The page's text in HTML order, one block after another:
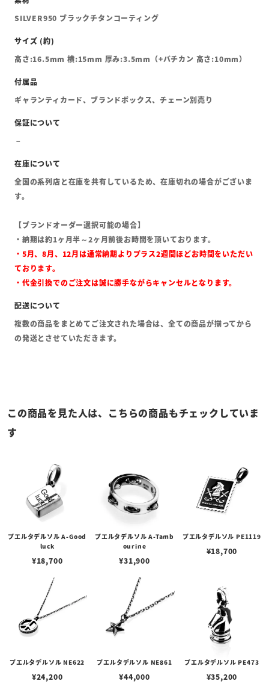
SILVER950 ブラックチタンコーティング
高さ:16.5mm 横:15mm 厚み:3.5mm（+バチカン 高さ:10mm）
ギャランティカード、ブランドボックス、チェーン別売り
全国の系列店と在庫を共有しているため、在庫切れの場合がございま
す。
【ブランドオーダー選択可能の場合】
・納期は約1ヶ月半～2ヶ月前後お時間を頂いております。
・5月、8月、12月は通常納期よりプラス2週間ほどお時間をいただい
ております。
・代金引換でのご注文は誠に勝手ながらキャンセルとなります。
複数の商品をまとめてご注文された場合は、全ての商品が揃ってから
の発送とさせていただきます。
この商品を見た人は、こちらの商品もチェックしていま
す
プエルタデルソル A-Good
luck
¥18,700
プエルタデルソル A-Tamb
ourine
¥31,900
プエルタデルソル PE1119
¥18,700
プエルタデルソル NE622
¥24,200
プエルタデルソル NE861
¥44,000
プエルタデルソル PE473
¥35,200